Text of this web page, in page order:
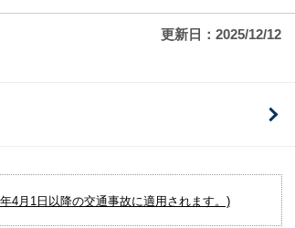
更新日：2025/12/12
4月1日以降の交通事故に適用されます。)